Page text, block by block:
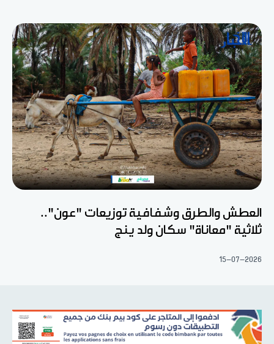
العطش والطرق وشفافية توزيعات "عون"..
ثلاثية "معاناة" سكان ولد ينج
15-07-2026